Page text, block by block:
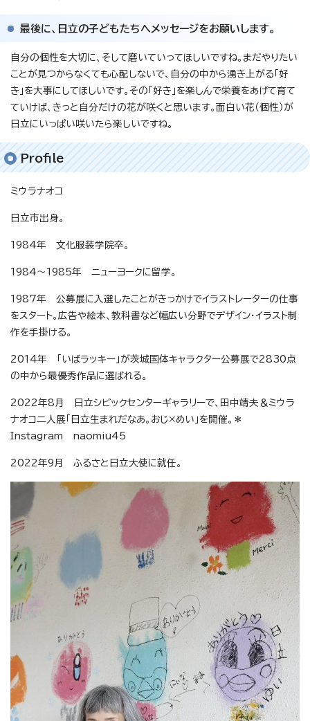
最後に、日立の子どもたちへメッセージをお願いします。
自分の個性を大切に、そして磨いていってほしいですね。まだやりたい
ことが見つからなくても心配しないで、自分の中から湧き上がる「好
き」を大事にしてほしいです。その「好き」を楽しんで栄養をあげて育て
ていけば、きっと自分だけの花が咲くと思います。面白い花（個性）が
日立にいっぱい咲いたら楽しいですね。
Profile
ミウラナオコ
日立市出身。
1984年 文化服装学院卒。
1984～1985年 ニューヨークに留学。
1987年 公募展に入選したことがきっかけでイラストレーターの仕事
をスタート。広告や絵本、教科書など幅広い分野でデザイン・イラスト制
作を手掛ける。
2014年 「いばラッキー」が茨城国体キャラクター公募展で2830点
の中から最優秀作品に選ばれる。
2022年8月 日立シビックセンターギャラリーで、田中靖夫＆ミウラ
ナオコ二人展「日立生まれだなあ。おじ×めい」を開催。＊
Instagram naomiu45
2022年9月 ふるさと日立大使に就任。